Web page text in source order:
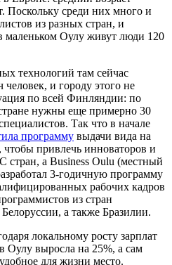
Поскольку среди них много и
из разных стран, и
маленьком Оулу живут люди 120
технологий там сейчас
и городу этого не
по всей Финляндии: по
нужны еще примерно 30
Так что в начале
программу выдачи вида на
чтобы привлечь инноваторов и
стран, а Business Oulu (местный
3-годичную программу
рабочих кадров
из стран
а также Бразилии.
локальному росту зарплат
Оулу выросла на 25%, а сам
для жизни место.